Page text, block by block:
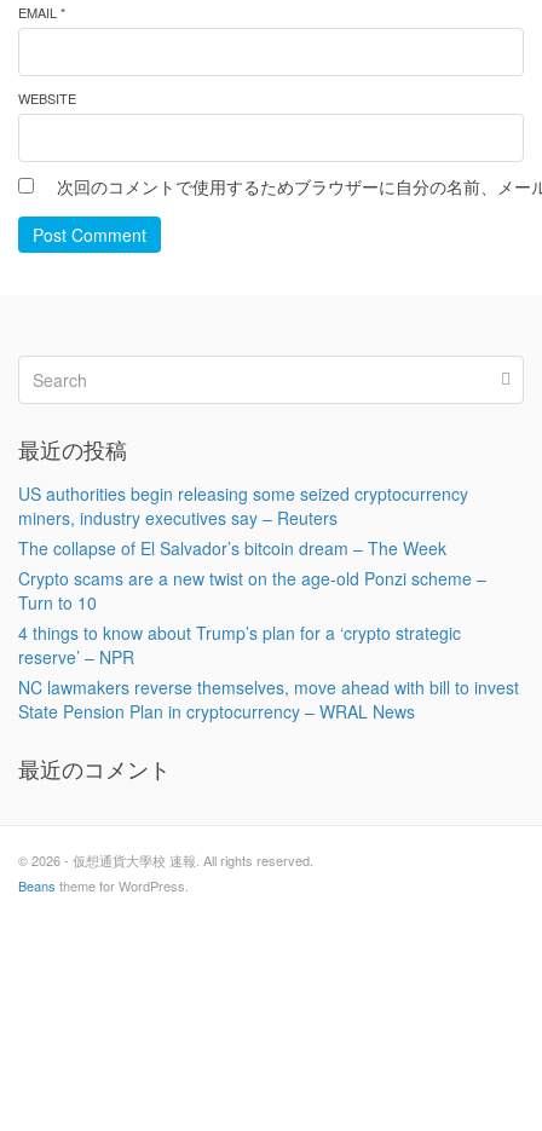
EMAIL *
WEBSITE
次回のコメントで使用するためブラウザーに自分の名前、メー
Post Comment
最近の投稿
US authorities begin releasing some seized cryptocurrency
miners, industry executives say – Reuters
The collapse of El Salvador’s bitcoin dream – The Week
Crypto scams are a new twist on the age-old Ponzi scheme –
Turn to 10
4 things to know about Trump’s plan for a ‘crypto strategic
reserve’ – NPR
NC lawmakers reverse themselves, move ahead with bill to invest
State Pension Plan in cryptocurrency – WRAL News
最近のコメント
© 2026 - 仮想通貨大學校 速報. All rights reserved.
Beans theme for WordPress.